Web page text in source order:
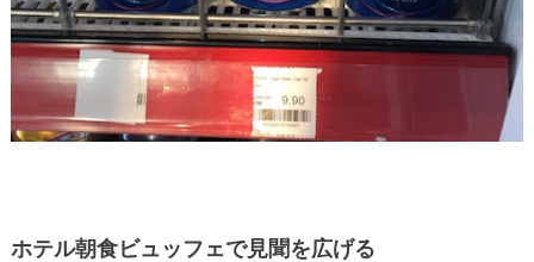
ホテル朝食ビュッフェで見聞を広げる